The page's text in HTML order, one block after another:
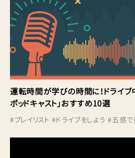
運転時間が学びの時間に！ドライブ
ポッドキャスト」おすすめ10選
#プレイリスト #ドライブをしよう #五感で